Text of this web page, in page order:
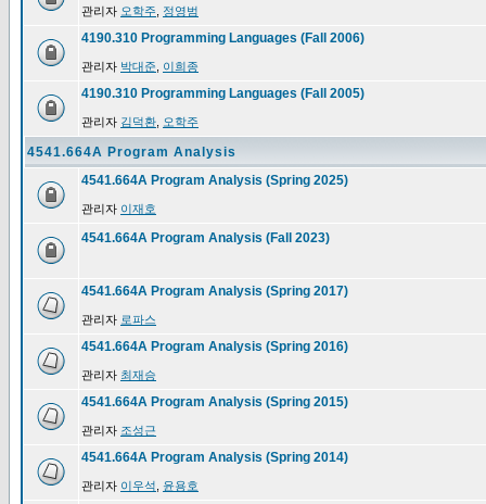
관리자 오학주 정영범
4190.310 Programming Languages (Fall 2006)
관리자 박대준 이희종
4190.310 Programming Languages (Fall 2005)
관리자 김덕환 오학주
4541.664A Program Analysis
4541.664A Program Analysis (Spring 2025)
관리자 이재호
4541.664A Program Analysis (Fall 2023)
4541.664A Program Analysis (Spring 2017)
관리자 로파스
4541.664A Program Analysis (Spring 2016)
관리자 최재승
4541.664A Program Analysis (Spring 2015)
관리자 조성근
4541.664A Program Analysis (Spring 2014)
관리자 이우석 윤용호